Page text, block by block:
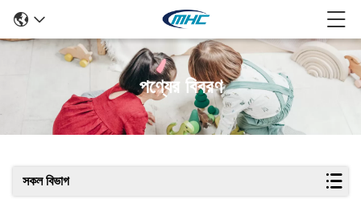
পণ্যের বিবরণ
সকল বিভাগ